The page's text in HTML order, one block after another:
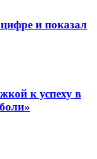
и показал
к успеху в